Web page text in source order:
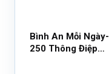
Bình An Mỗi Ngày-
250 Thông Điệp